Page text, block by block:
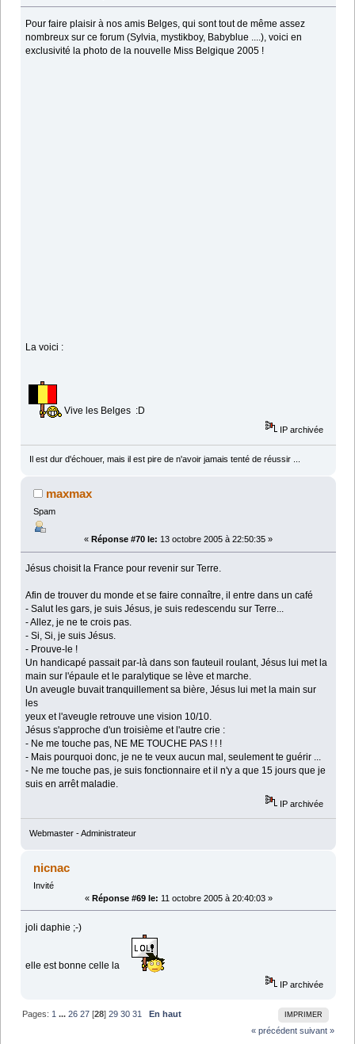
Pour faire plaisir à nos amis Belges, qui sont tout de même assez
nombreux sur ce forum (Sylvia, mystikboy, Babyblue ....), voici en
exclusivité la photo de la nouvelle Miss Belgique 2005 !
La voici :
Vive les Belges :D
IP archivée
Il est dur d'échouer, mais il est pire de n'avoir jamais tenté de réussir ...
maxmax
Spam
« Réponse #70 le: 13 octobre 2005 à 22:50:35 »
Jésus choisit la France pour revenir sur Terre.
Afin de trouver du monde et se faire connaître, il entre dans un café
- Salut les gars, je suis Jésus, je suis redescendu sur Terre...
- Allez, je ne te crois pas.
- Si, Si, je suis Jésus.
- Prouve-le !
Un handicapé passait par-là dans son fauteuil roulant, Jésus lui met la
main sur l'épaule et le paralytique se lève et marche.
Un aveugle buvait tranquillement sa bière, Jésus lui met la main sur
les
yeux et l'aveugle retrouve une vision 10/10.
Jésus s'approche d'un troisième et l'autre crie :
- Ne me touche pas, NE ME TOUCHE PAS ! ! !
- Mais pourquoi donc, je ne te veux aucun mal, seulement te guérir ...
- Ne me touche pas, je suis fonctionnaire et il n'y a que 15 jours que je
suis en arrêt maladie.
IP archivée
Webmaster - Administrateur
nicnac
Invité
« Réponse #69 le: 11 octobre 2005 à 20:40:03 »
joli daphie ;-)
elle est bonne celle la
IP archivée
IMPRIMER
Pages: 1 ...26 27 [28]29 30 31
En haut
« précédent suivant »